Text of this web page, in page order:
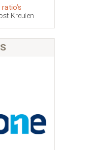
Kreulen